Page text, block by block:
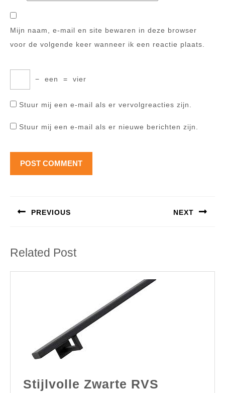
Mijn naam, e-mail en site bewaren in deze browser
voor de volgende keer wanneer ik een reactie plaats.
− een = vier
Stuur mij een e-mail als er vervolgreacties zijn.
Stuur mij een e-mail als er nieuwe berichten zijn.
PREVIOUS NEXT
Related Post
Stijlvolle Zwarte RVS